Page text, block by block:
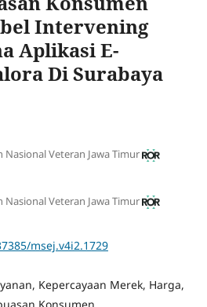
Intervening
Aplikasi E-
Di Surabaya
Veteran Jawa Timur
Veteran Jawa Timur
msej.v4i2.1729
Kepercayaan Merek, Harga,